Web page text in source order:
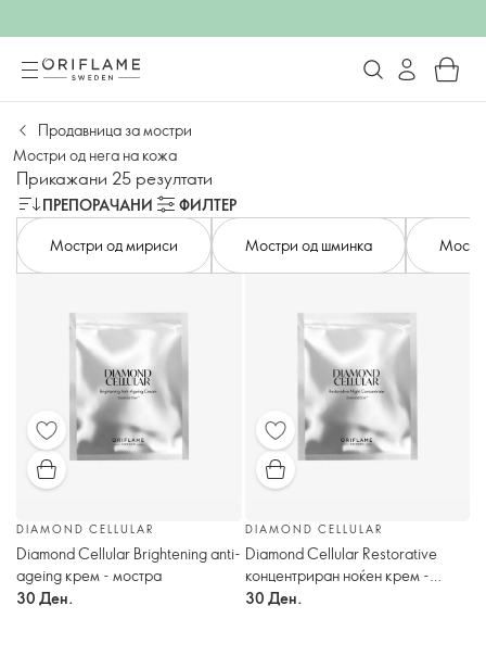
Продавница за мостри
Мостри од нега на кожа
Прикажани 25 резултати
ПРЕПОРАЧАНИ
ФИЛТЕР
Мостри од мириси
Мостри од шминка
DIAMOND CELLULAR
Diamond Cellular Brightening anti-
ageing крем - мостра
30 Ден.
DIAMOND CELLULAR
Diamond Cellular Restorative
концентриран ноќен крем -
мостра
30 Ден.